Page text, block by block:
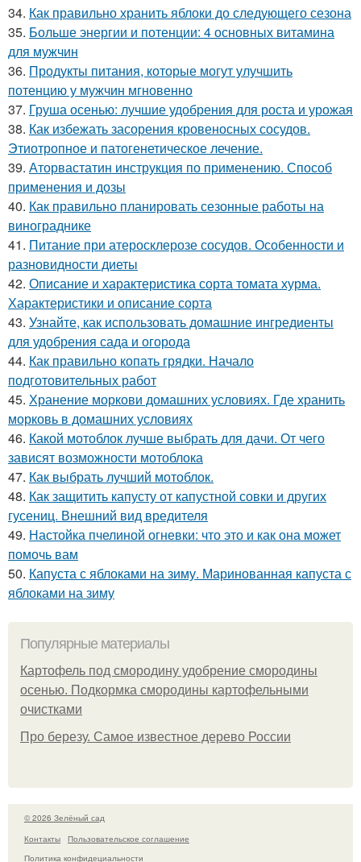
34. Как правильно хранить яблоки до следующего сезона
35. Больше энергии и потенции: 4 основных витамина
для мужчин
36. Продукты питания, которые могут улучшить
потенцию у мужчин мгновенно
37. Груша осенью: лучшие удобрения для роста и урожая
38. Как избежать засорения кровеносных сосудов.
Этиотропное и патогенетическое лечение.
39. Аторвастатин инструкция по применению. Способ
применения и дозы
40. Как правильно планировать сезонные работы на
винограднике
41. Питание при атеросклерозе сосудов. Особенности и
разновидности диеты
42. Описание и характеристика сорта томата хурма.
Характеристики и описание сорта
43. Узнайте, как использовать домашние ингредиенты
для удобрения сада и огорода
44. Как правильно копать грядки. Начало
подготовительных работ
45. Хранение моркови домашних условиях. Где хранить
морковь в домашних условиях
46. Какой мотоблок лучше выбрать для дачи. От чего
зависят возможности мотоблока
47. Как выбрать лучший мотоблок.
48. Как защитить капусту от капустной совки и других
гусениц. Внешний вид вредителя
49. Настойка пчелиной огневки: что это и как она может
помочь вам
50. Капуста с яблоками на зиму. Маринованная капуста с
яблоками на зиму
Популярные материалы
Картофель под смородину удобрение смородины
осенью. Подкормка смородины картофельными
очистками
Про березу. Самое известное дерево России
© 2026 Зелёный сад
Контакты
Пользовательское соглашение
Политика конфидециальности